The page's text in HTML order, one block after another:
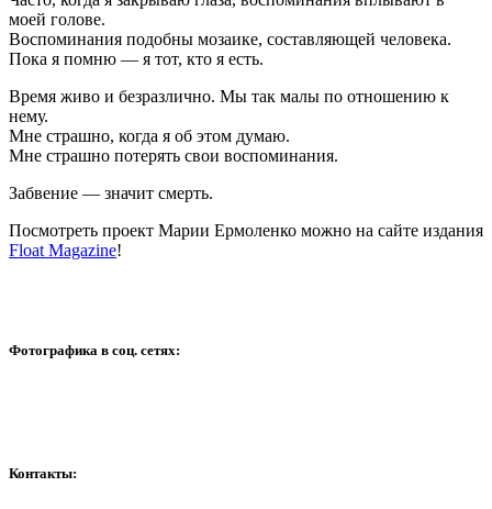
моей голове.
Воспоминания подобны мозаике, составляющей человека.
Пока я помню — я тот, кто я есть.
Время живо и безразлично. Мы так малы по отношению к
нему.
Мне страшно, когда я об этом думаю.
Мне страшно потерять свои воспоминания.
Забвение — значит смерть.
Посмотреть проект Марии Ермоленко можно на сайте издания
Float Magazine!
Фотографика в соц. сетях:
Контакты: